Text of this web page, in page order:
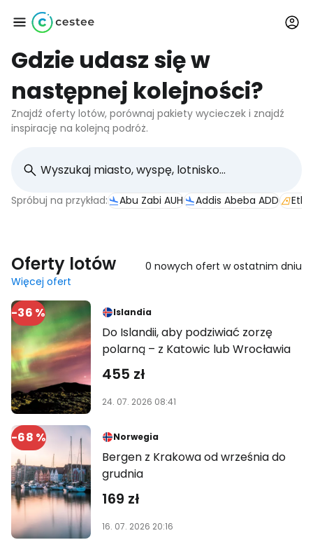
Gdzie udasz się w
następnej kolejności?
Znajdź oferty lotów, porównaj pakiety wycieczek i znajdź
inspirację na kolejną podróż.
Spróbuj na przykład: Abu Zabi AUH Addis Abeba ADD
Oferty lotów
0 nowych ofert w ostatnim dniu
Więcej ofert
-36 % Islandia
Do Islandii, aby podziwiać zorzę
polarną – z Katowic lub Wrocławia
455 zł
24. 07. 2026 08:41
-68 % Norwegia
Bergen z Krakowa od września do
grudnia
169 zł
16. 07. 2026 20:16
Zaloguj się do
Cestee